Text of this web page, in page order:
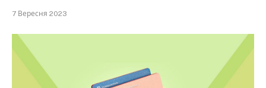
7 Вересня 2023